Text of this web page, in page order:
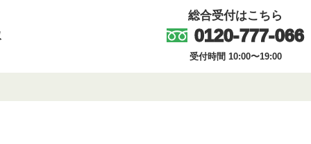
総合受付はこちら
0120-777-066
受付時間 10:00〜19:00